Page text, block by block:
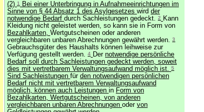
(2) 1
Bei einer Unterbringung in Aufnahmeeinrichtungen im
Sinne von § 44 Absatz 1 des Asylgesetzes wird der
notwendige Bedarf durch Sachleistungen gedeckt. 2
Kann
Kleidung nicht geleistet werden, so kann sie in Form von
Bezahlkarten, Wertgutscheinen oder anderen
vergleichbaren unbaren Abrechnungen gewährt werden. 3
Gebrauchsgüter des Haushalts können leihweise zur
Verfügung gestellt werden. 4 Der notwendige persönliche
Bedarf soll durch Sachleistungen gedeckt werden, soweit
dies mit vertretbarem Verwaltungsaufwand möglich ist. 5
Sind Sachleistungen für den notwendigen persönlichen
Bedarf nicht mit vertretbarem Verwaltungsaufwand
möglich, können auch Leistungen in Form von
Bezahlkarten, Wertgutscheinen, von anderen
vergleichbaren unbaren Abrechnungen oder von